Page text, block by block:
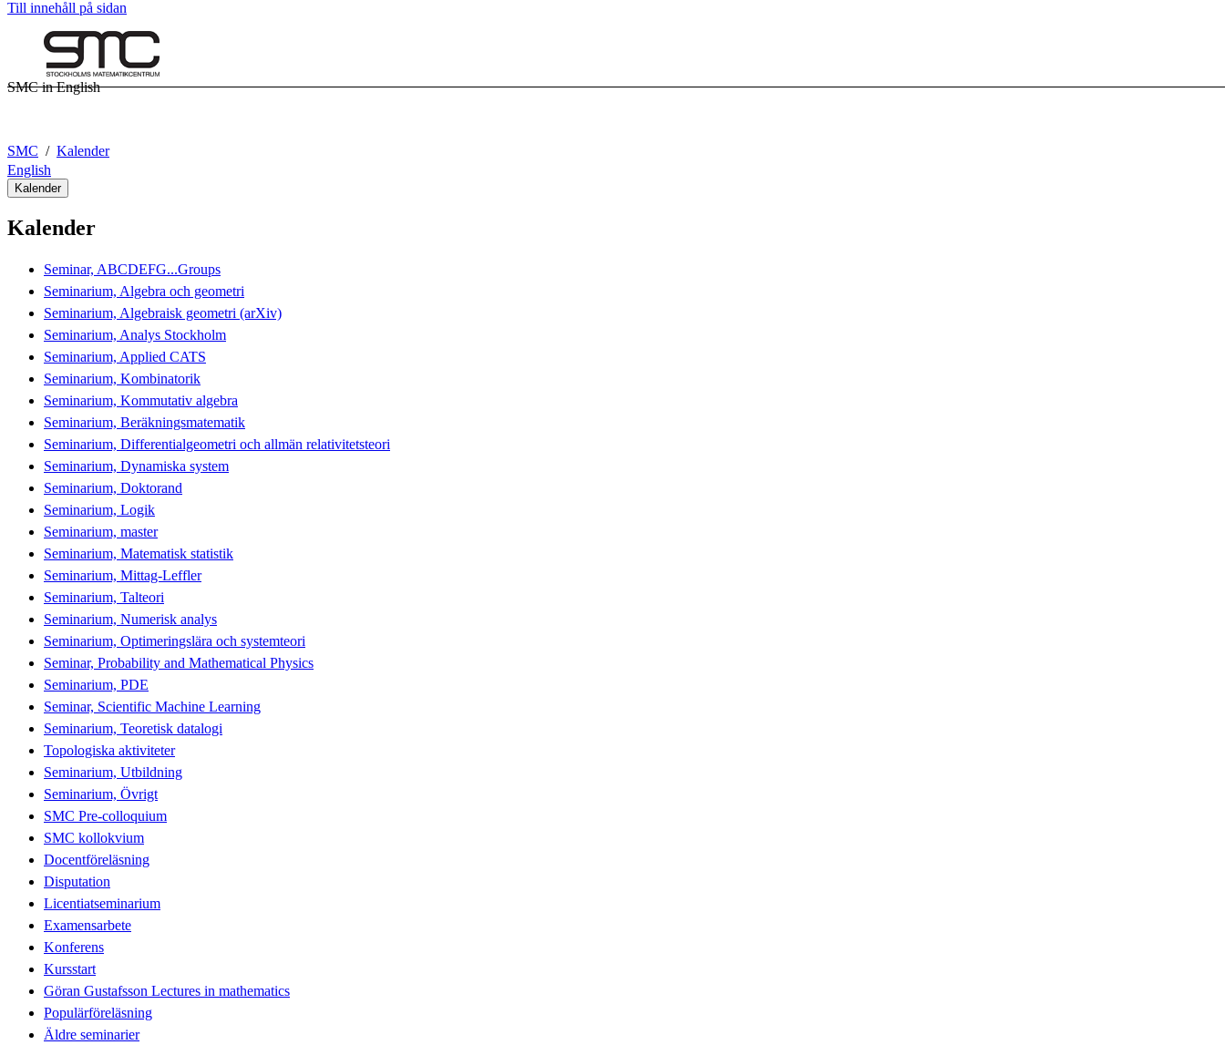
Till innehåll på sidan
SMC in English
SMC
Kalender
English
Kalender
Kalender
Seminar, ABCDEFG...Groups
Seminarium, Algebra och geometri
Seminarium, Algebraisk geometri (arXiv)
Seminarium, Analys Stockholm
Seminarium, Applied CATS
Seminarium, Kombinatorik
Seminarium, Kommutativ algebra
Seminarium, Beräkningsmatematik
Seminarium, Differentialgeometri och allmän relativitetsteori
Seminarium, Dynamiska system
Seminarium, Doktorand
Seminarium, Logik
Seminarium, master
Seminarium, Matematisk statistik
Seminarium, Mittag-Leffler
Seminarium, Talteori
Seminarium, Numerisk analys
Seminarium, Optimeringslära och systemteori
Seminar, Probability and Mathematical Physics
Seminarium, PDE
Seminar, Scientific Machine Learning
Seminarium, Teoretisk datalogi
Topologiska aktiviteter
Seminarium, Utbildning
Seminarium, Övrigt
SMC Pre-colloquium
SMC kollokvium
Docentföreläsning
Disputation
Licentiatseminarium
Examensarbete
Konferens
Kursstart
Göran Gustafsson Lectures in mathematics
Populärföreläsning
Äldre seminarier